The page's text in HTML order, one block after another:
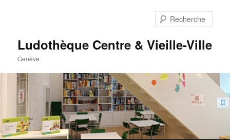
Ludothèque Centre & Vieille-Ville
Genève